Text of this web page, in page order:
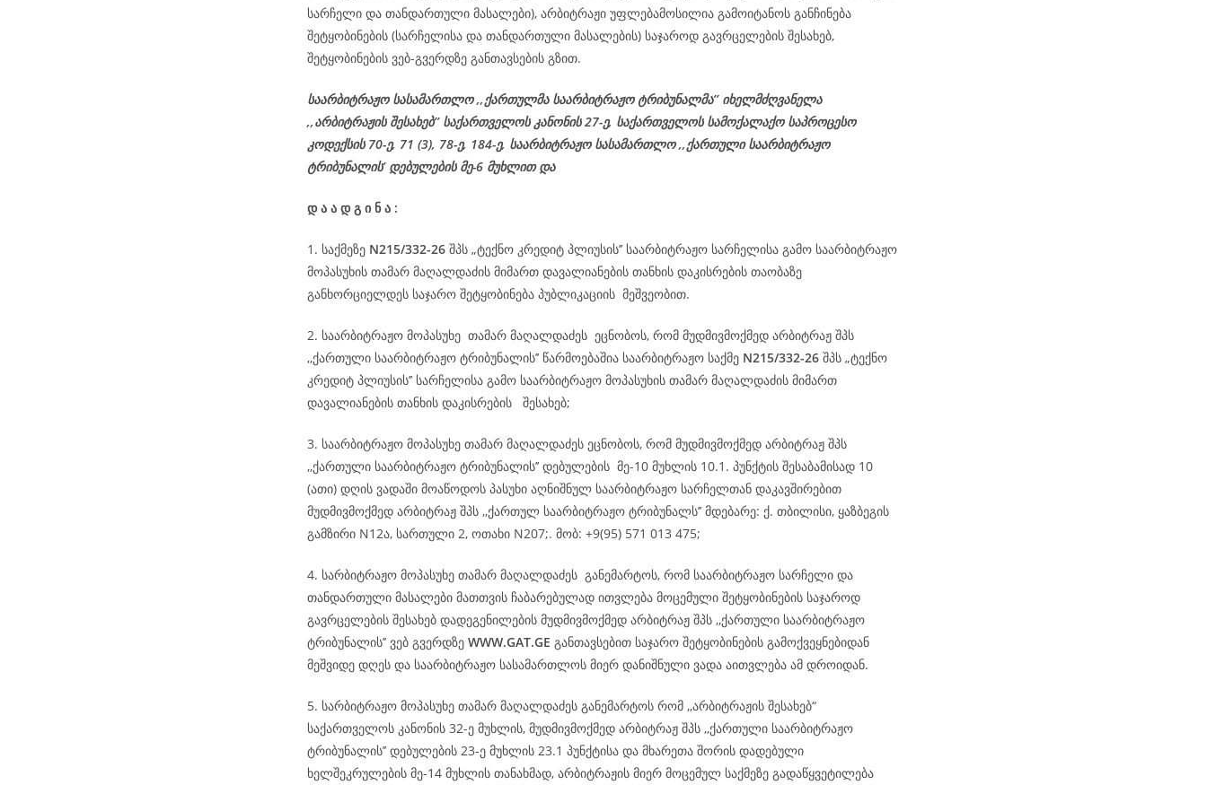
სარჩელი და თანდართული მასალები), არბიტრაჟი უფლებამოსილია გამოიტანოს განჩინება
შეტყობინების (სარჩელისა და თანდართული მასალების) საჯაროდ გავრცელების შესახებ,
შეტყობინების ვებ-გვერდზე განთავსების გზით.
საარბიტრაჟო სასამართლო ,,ქართულმა საარბიტრაჟო ტრიბუნალმა’’ იხელმძღვანელა
,,არბიტრაჟის შესახებ’’ საქართველოს კანონის 27-ე, საქართველოს სამოქალაქო საპროცესო
კოდექსის 70-ე, 71 (3), 78-ე, 184-ე, საარბიტრაჟო სასამართლო ,,ქართული საარბიტრაჟო
ტრიბუნალის’ დებულების მე-6 მუხლით და
დ ა ა დ გ ი ნ ა :
1. საქმეზე N215/332-26 შპს „ტექნო კრედიტ პლიუსის’’ საარბიტრაჟო სარჩელისა გამო საარბიტრაჟო
მოპასუხის თამარ მაღალდაძის მიმართ დავალიანების თანხის დაკისრების თაობაზე
განხორციელდეს საჯარო შეტყობინება პუბლიკაციის მეშვეობით.
2. საარბიტრაჟო მოპასუხე თამარ მაღალდაძეს ეცნობოს, რომ მუდმივმოქმედ არბიტრაჟ შპს
,,ქართული საარბიტრაჟო ტრიბუნალის’’ წარმოებაშია საარბიტრაჟო საქმე N215/332-26 შპს „ტექნო
კრედიტ პლიუსის’’ სარჩელისა გამო საარბიტრაჟო მოპასუხის თამარ მაღალდაძის მიმართ
დავალიანების თანხის დაკისრების შესახებ;
3. საარბიტრაჟო მოპასუხე თამარ მაღალდაძეს ეცნობოს, რომ მუდმივმოქმედ არბიტრაჟ შპს
,,ქართული საარბიტრაჟო ტრიბუნალის’’ დებულების მე-10 მუხლის 10.1. პუნქტის შესაბამისად 10
(ათი) დღის ვადაში მოაწოდოს პასუხი აღნიშნულ საარბიტრაჟო სარჩელთან დაკავშირებით
მუდმივმოქმედ არბიტრაჟ შპს ,,ქართულ საარბიტრაჟო ტრიბუნალს’’ მდებარე: ქ. თბილისი, ყაზბეგის
გამზირი N12ა, სართული 2, ოთახი N207;. მობ: +9(95) 571 013 475;
4. სარბიტრაჟო მოპასუხე თამარ მაღალდაძეს განემარტოს, რომ საარბიტრაჟო სარჩელი და
თანდართული მასალები მათთვის ჩაბარებულად ითვლება მოცემული შეტყობინების საჯაროდ
გავრცელების შესახებ დადეგენილების მუდმივმოქმედ არბიტრაჟ შპს ,,ქართული საარბიტრაჟო
ტრიბუნალის’’ ვებ გვერდზე WWW.GAT.GE განთავსებით საჯარო შეტყობინების გამოქვეყნებიდან
მეშვიდე დღეს და საარბიტრაჟო სასამართლოს მიერ დანიშნული ვადა აითვლება ამ დროიდან.
5. სარბიტრაჟო მოპასუხე თამარ მაღალდაძეს განემარტოს რომ ,,არბიტრაჟის შესახებ“
საქართველოს კანონის 32-ე მუხლის, მუდმივმოქმედ არბიტრაჟ შპს ,,ქართული საარბიტრაჟო
ტრიბუნალის’’ დებულების 23-ე მუხლის 23.1 პუნქტისა და მხარეთა შორის დადებული
ხელშეკრულების მე-14 მუხლის თანახმად, არბიტრაჟის მიერ მოცემულ საქმეზე გადაწყვეტილება